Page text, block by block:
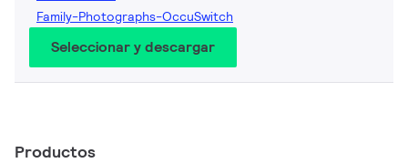
Family-Photographs-OccuSwitch
Seleccionar y descargar
Productos